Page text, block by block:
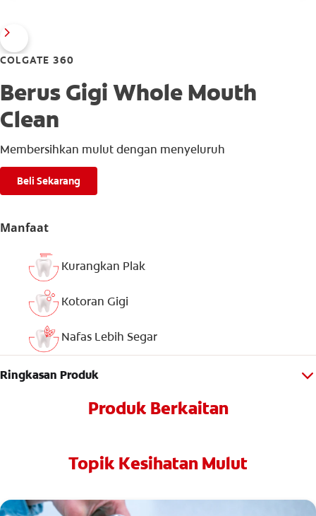
COLGATE 360
Berus Gigi Whole Mouth
Clean
Membersihkan mulut dengan menyeluruh
Beli Sekarang
Manfaat
Kurangkan Plak
Kotoran Gigi
Nafas Lebih Segar
Ringkasan Produk
Produk Berkaitan
Topik Kesihatan Mulut